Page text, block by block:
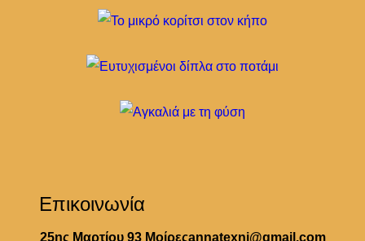
Επικοινωνία
25ης Μαρτίου 93 Μοίρεςannatexni@gmail.com